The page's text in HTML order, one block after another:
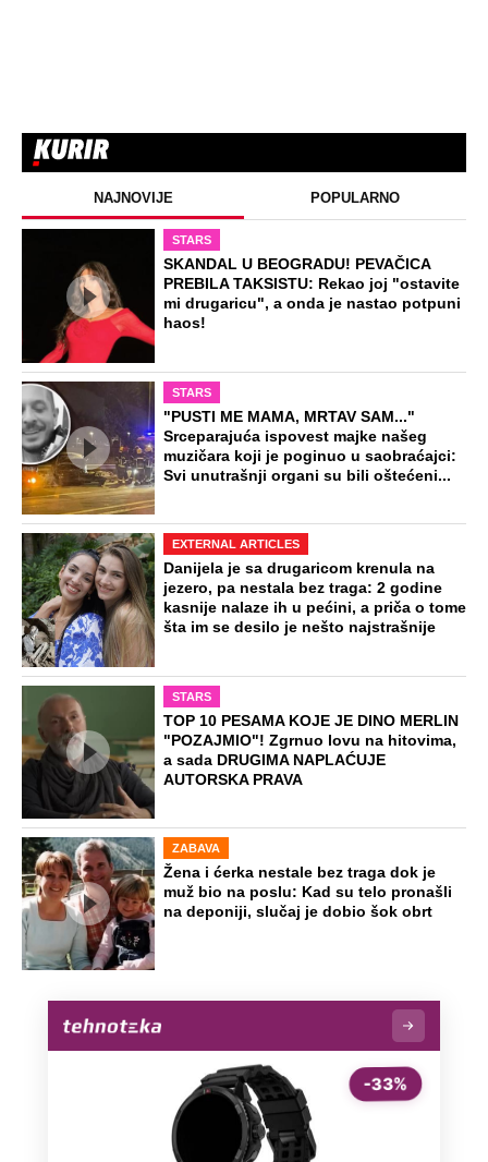
NAJNOVIJE POPULARNO
STARS
SKANDAL U BEOGRADU! PEVAČICA
PREBILA TAKSISTU: Rekao joj "ostavite
mi drugaricu", a onda je nastao potpuni
haos!
STARS
"PUSTI ME MAMA, MRTAV SAM..."
Srceparajuća ispovest majke našeg
muzičara koji je poginuo u saobraćajci:
Svi unutrašnji organi su bili oštećeni...
EXTERNAL ARTICLES
Danijela je sa drugaricom krenula na
jezero, pa nestala bez traga: 2 godine
kasnije nalaze ih u pećini, a priča o tome
šta im se desilo je nešto najstrašnije
STARS
TOP 10 PESAMA KOJE JE DINO MERLIN
"POZAJMIO"! Zgrnuo lovu na hitovima,
a sada DRUGIMA NAPLAĆUJE
AUTORSKA PRAVA
ZABAVA
Žena i ćerka nestale bez traga dok je
muž bio na poslu: Kad su telo pronašli
na deponiji, slučaj je dobio šok obrt